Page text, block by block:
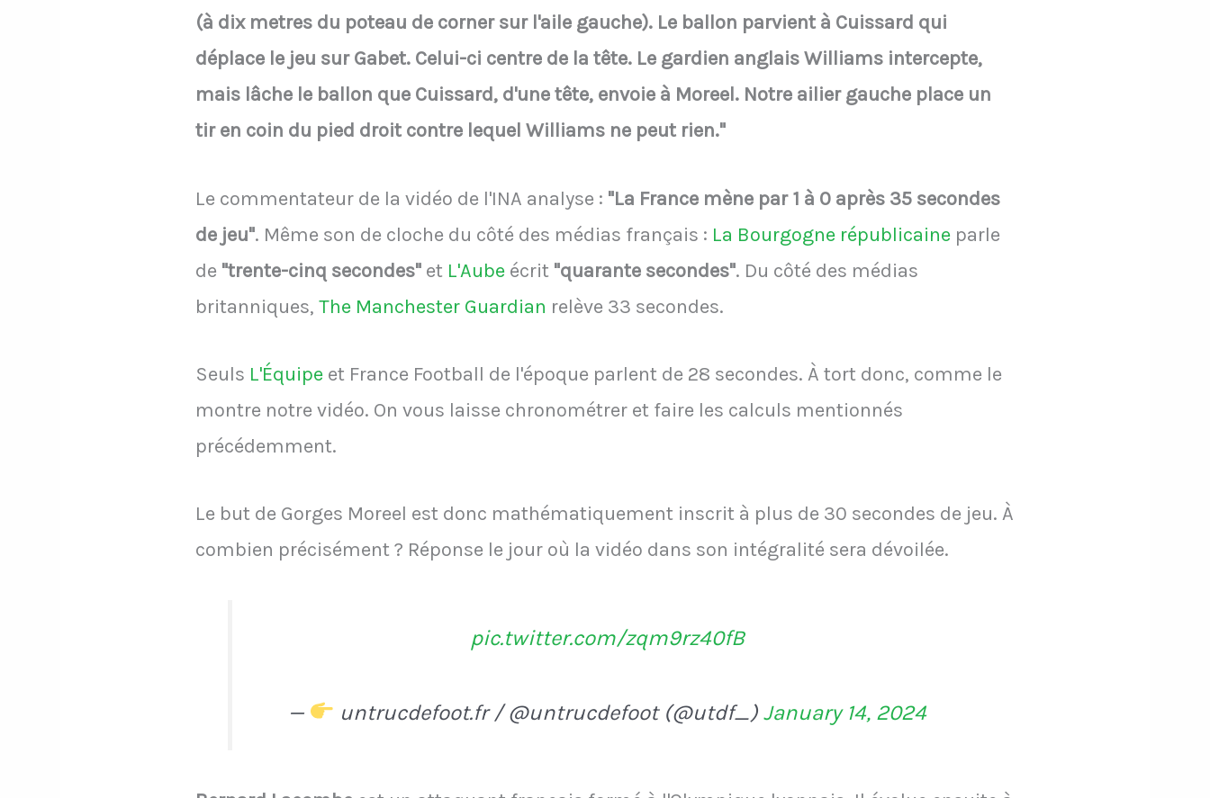
(à dix metres du poteau de corner sur l'aile gauche). Le ballon parvient à Cuissard qui
déplace le jeu sur Gabet. Celui-ci centre de la tête. Le gardien anglais Williams intercepte,
mais lâche le ballon que Cuissard, d'une tête, envoie à Moreel. Notre ailier gauche place un
tir en coin du pied droit contre lequel Williams ne peut rien."
Le commentateur de la vidéo de l'INA analyse : "La France mène par 1 à 0 après 35 secondes
de jeu". Même son de cloche du côté des médias français : La Bourgogne républicaine parle
de "trente-cinq secondes" et L'Aube écrit "quarante secondes". Du côté des médias
britanniques, The Manchester Guardian relève 33 secondes.
Seuls L'Équipe et France Football de l'époque parlent de 28 secondes. À tort donc, comme le
montre notre vidéo. On vous laisse chronométrer et faire les calculs mentionnés
précédemment.
Le but de Gorges Moreel est donc mathématiquement inscrit à plus de 30 secondes de jeu. À
combien précisément ? Réponse le jour où la vidéo dans son intégralité sera dévoilée.
pic.twitter.com/zqm9rz40fB
— untrucdefoot.fr / @untrucdefoot (@utdf_)January 14, 2024